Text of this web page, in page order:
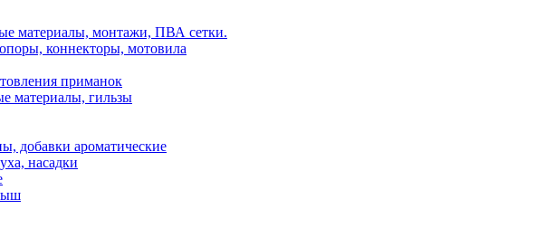
материалы, монтажи, ПВА сетки.
коннекторы, мотовила
приманок
материалы, гильзы
добавки ароматические
насадки